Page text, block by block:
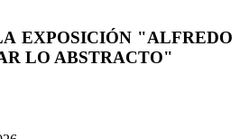
EXPOSICIÓN "ALFREDO
LO ABSTRACTO"